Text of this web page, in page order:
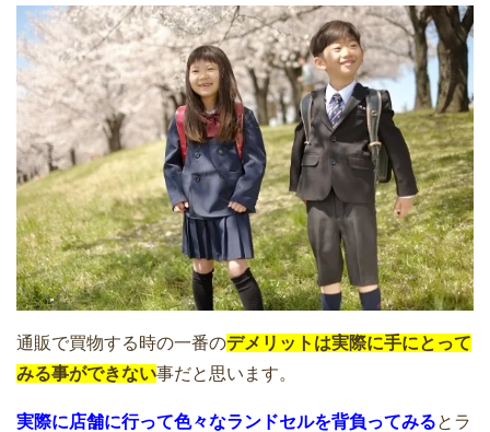
通販で買物する時の一番のデメリットは実際に手にとって
みる事ができない事だと思います。
実際に店舗に行って色々なランドセルを背負ってみるとラ